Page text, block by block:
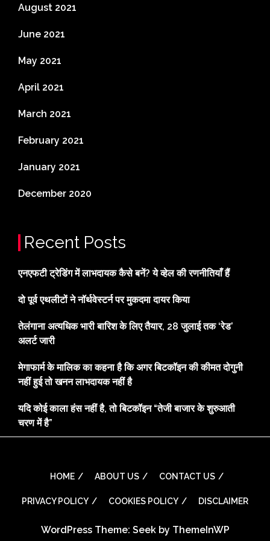
August 2021
June 2021
May 2021
April 2021
March 2021
February 2021
January 2021
December 2020
Recent Posts
एनएफटी ट्रेडिंग में लाभदायक कैसे बनें? ये व्हेल की रणनीतियाँ हैं
दो पूर्व एथलीटों ने नॉर्थवेस्टर्न पर मुकदमा दायर किया
तेलंगाना अत्यधिक भारी बारिश के लिए तैयार, 28 जुलाई तक ‘रेड’
अलर्ट जारी
मेगाफार्म के मालिक का कहना है कि अगर बिटकॉइन की कीमत दोगुनी
नहीं हुई तो खनन लाभदायक नहीं है
यदि कोई काला हंस नहीं है, तो बिटकॉइन “तेजी बाजार के शुरुआती
चरण में है”
HOME ABOUT US CONTACT US
PRIVACY POLICY COOKIES POLICY DISCLAIMER
WordPress Theme: Seek by ThemeInWP